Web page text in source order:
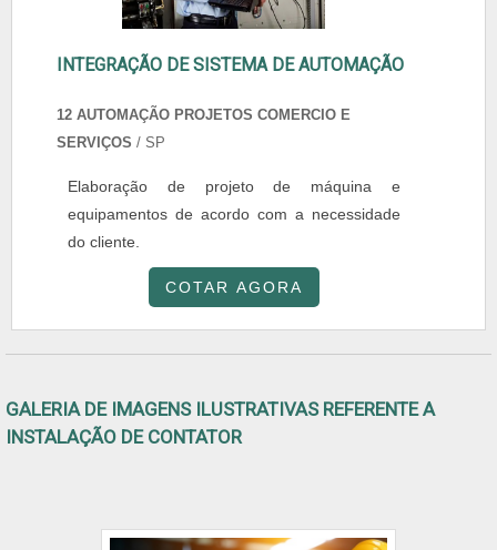
INTEGRAÇÃO DE SISTEMA DE AUTOMAÇÃO
12 AUTOMAÇÃO PROJETOS COMERCIO E
SERVIÇOS / SP
Elaboração de projeto de máquina e
equipamentos de acordo com a necessidade
do cliente.
COTAR AGORA
GALERIA DE IMAGENS ILUSTRATIVAS REFERENTE A
INSTALAÇÃO DE CONTATOR